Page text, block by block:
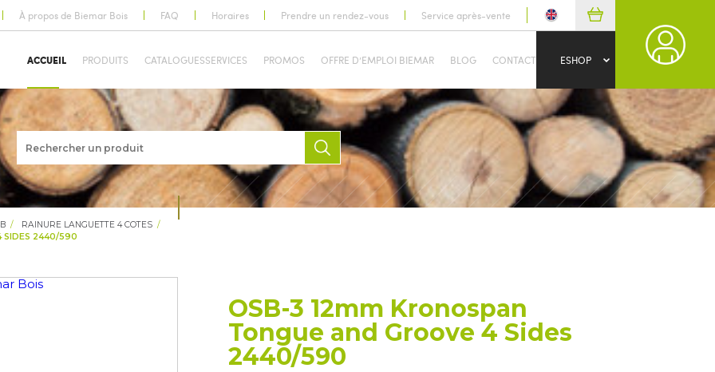
À propos de Biemar Bois FAQ Horaires Prendre un rendez-vous Service après-vente
ACCUEIL PRODUITS CATALOGUESSERVICES PROMOS OFFRE D’EMPLOI BIEMAR BLOG CONTACT ESHOP
RAINURE LANGUETTE 4 COTES
SIDES 2440/590
OSB-3 12mm Kronospan
Tongue and Groove 4 Sides
2440/590